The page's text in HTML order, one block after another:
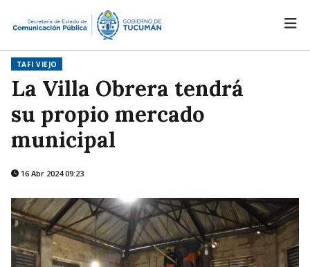
TAFI VIEJO
La Villa Obrera tendrá
su propio mercado
municipal
16 Abr 2024 09:23